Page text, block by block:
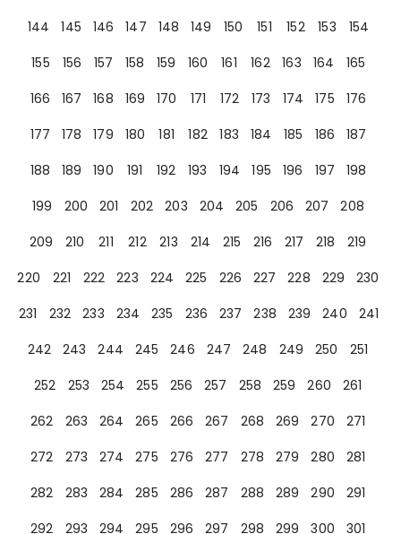
144
145 146 147 148 149 150 151 152 153
154
155
156 157 158 159 160 161 162 163 164
165
166
167 168 169 170 171 172 173 174 175
176
177
178 179 180 181 182 183 184 185 186
187
188
189 190 191 192 193 194 195 196 197
198
199
200 201 202 203 204 205 206 207
208
209
210 211 212 213 214 215 216 217 218
219
220
221 222 223 224 225 226 227 228 229
230
231
232 233 234 235 236 237 238 239 240
241
242
243 244 245 246 247 248 249 250
251
252
253 254 255 256 257 258 259 260
261
262
263 264 265 266 267 268 269 270
271
272
273 274 275 276 277 278 279 280
281
282
283 284 285 286 287 288 289 290
291
292
293 294 295 296 297 298 299 300 301